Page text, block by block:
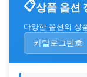
상품 옵션
다양한 옵션의 상
카탈로그번호